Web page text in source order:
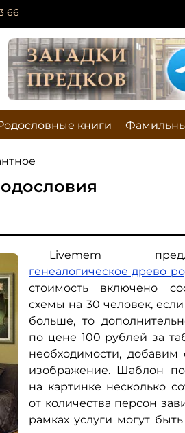
66
книги
Livemem
генеалогическое древо
стоимость включено
схемы на 30 человек,
больше, то
по цене 100 рублей за
необходимости,
изображение. Шаблон
на картинке несколько
от количества персон
рамках услуги могут